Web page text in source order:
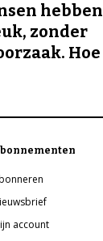
hebben
zonder
Hoe
account